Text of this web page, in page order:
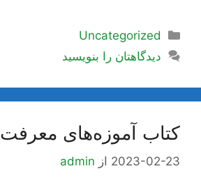
دسته‌ها
Uncategorized
دیدگاهتان را بنویسید
کتاب آموزه‌های معرفت
2023-02-23 از admin